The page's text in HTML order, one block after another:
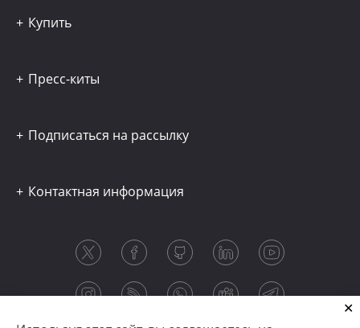
Купить
Пресс-киты
Подписаться на рассылку
Контактная информация